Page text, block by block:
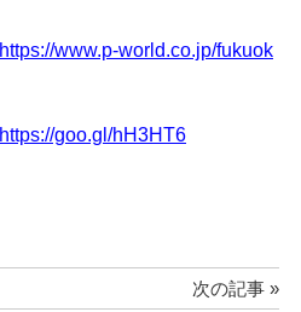
https://www.p-world.co.jp/fukuok
https://goo.gl/hH3HT6
次の記事 »